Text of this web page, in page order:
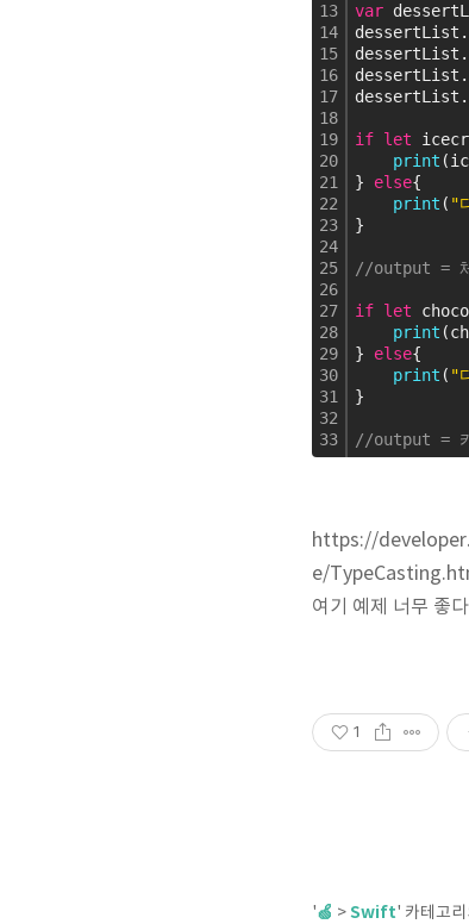
13
14
15
16
17
18
19
20
21
22
23
24
25
26
27
28
29
30
31
32
33
var
if let
print
} else{
print ( "
}
//output =
if let
print
} else{
print ( "
}
//output =
https://
e/
여기 예제 너무 좋다
1
'🍏 >Swift' 카테고